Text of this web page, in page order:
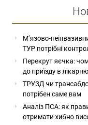
М’язово-
ТУР потрібні
Перекрут яєчка:
до приїзду в лікарню
ТРУЗД чи
потрібен саме вам
Аналіз ПСА: як
отримати хибно